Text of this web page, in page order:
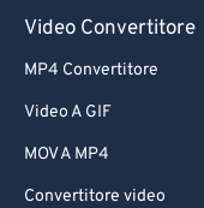
Video Convertitore
MP4 Convertitore
Video A GIF
MOV A MP4
Convertitore video